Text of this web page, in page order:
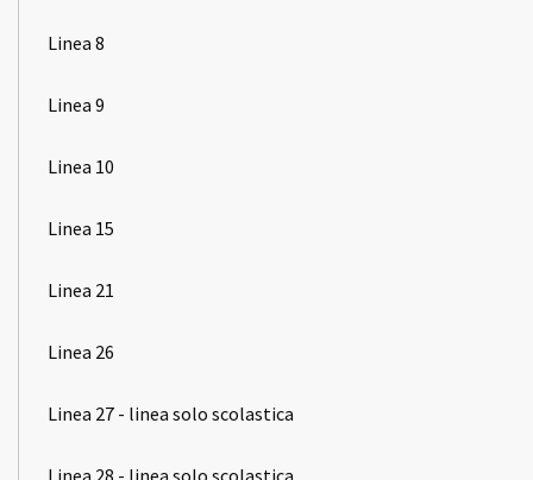
Linea 8
Linea 9
Linea 10
Linea 15
Linea 21
Linea 26
Linea 27 - linea solo scolastica
Linea 28 - linea solo scolastica